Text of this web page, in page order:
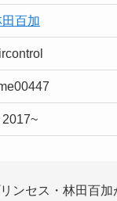
百加
2017~
ンセス・林田百